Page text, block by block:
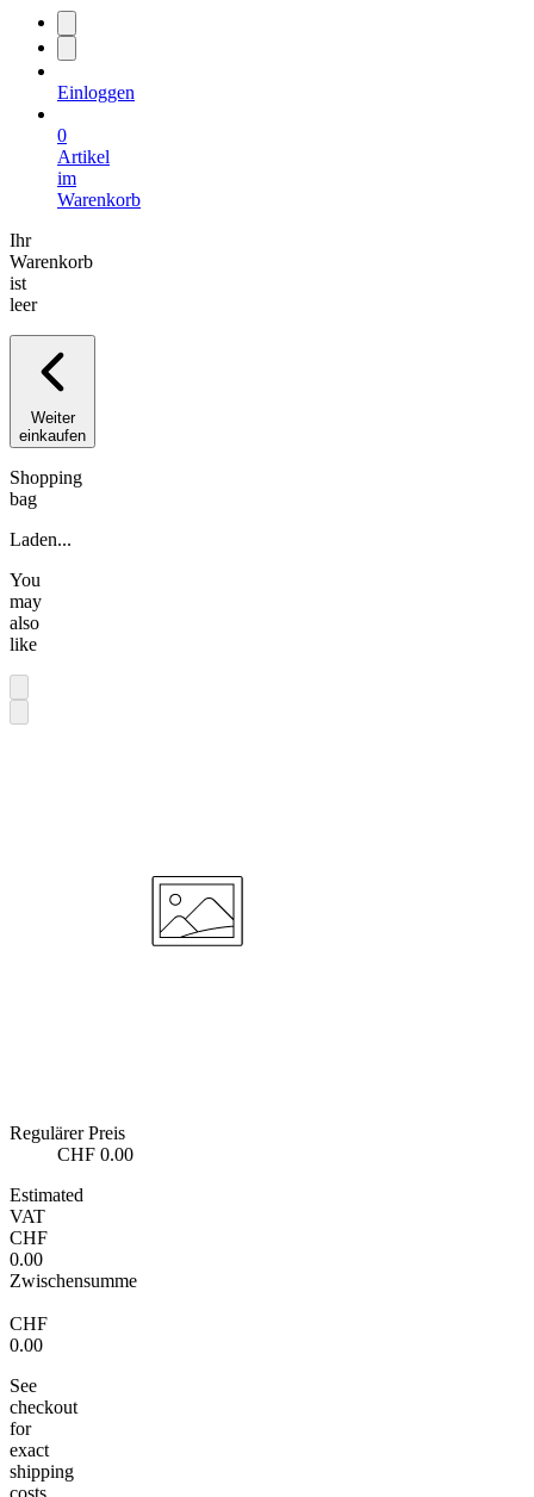
Einloggen
0
Artikel
im
Warenkorb
Ihr
Warenkorb
ist
leer
Weiter
einkaufen
Shopping
bag
Laden...
You
may
also
like
Regulärer Preis
CHF 0.00
Estimated
VAT
CHF
0.00
Zwischensumme
CHF
0.00
See
checkout
for
exact
shipping